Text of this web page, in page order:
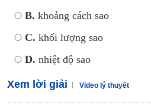
B. khoảng cách sao
C. khối lượng sao
D. nhiệt độ sao
Xem lời giải Video lý thuyết